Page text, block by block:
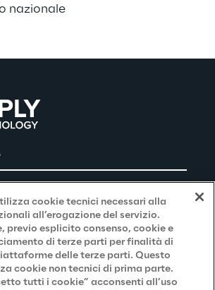
nazionale
Legal
Policy
cookie tecnici necessari alla
all’erogazione del servizio.
previo esplicito consenso, cookie e
di terze parti per finalità di
delle terze parti. Questo
cookie non tecnici di prima parte.
tutti i cookie” acconsenti all’uso